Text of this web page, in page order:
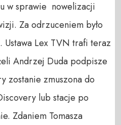
w sprawie nowelizacji
Za odrzuceniem było
Ustawa Lex TVN trafi teraz
Andrzej Duda podpisze
zostanie zmuszona do
lub stacje po
Zdaniem Tomasza